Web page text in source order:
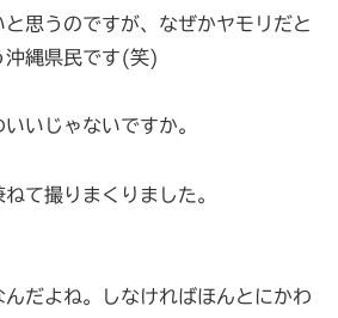
と思うのですが、なぜかヤモリだと
沖縄県民です(笑)
いじゃないですか。
て撮りまくりました。
だよね。しなければほんとにかわ